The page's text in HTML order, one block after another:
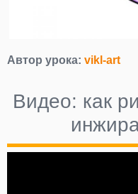
Автор урока: vikl-art
Видео: как